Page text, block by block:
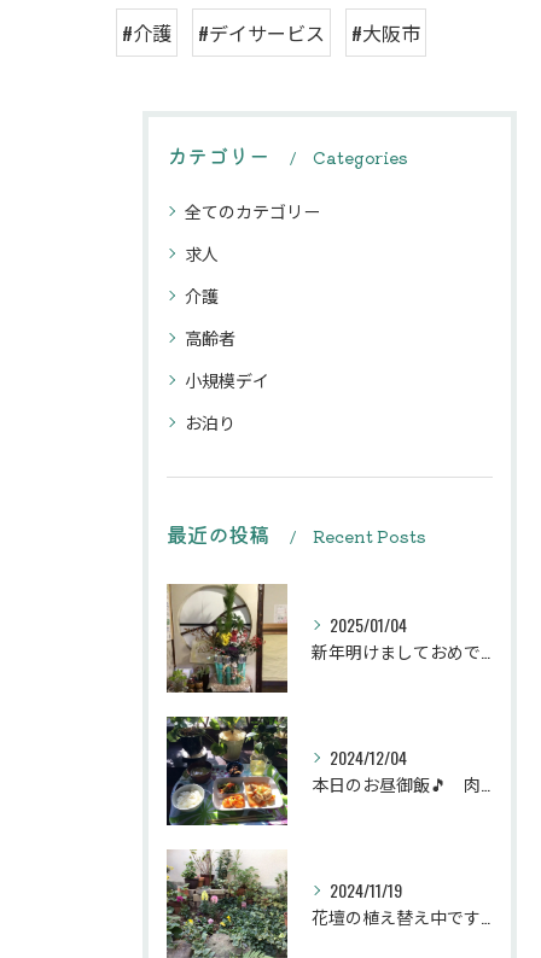
#介護 #デイサービス #大阪市
カテゴリー Categories
全てのカテゴリー
求人
介護
高齢者
小規模デイ
お泊り
最近の投稿 Recent Posts
2025/01/04
2024/12/04
2024/11/19